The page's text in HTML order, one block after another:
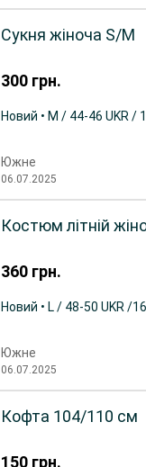
300 грн.
Сукня жіноча S/M
Новий • M / 44-46 UKR /
Южне
06.07.2025
360 грн.
Костюм літній
Новий • L / 48-50 UKR /
Южне
06.07.2025
150 грн.
Кофта 104/110 см